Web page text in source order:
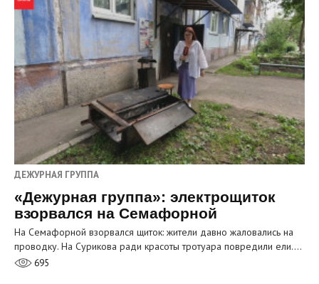
ДЕЖУРНАЯ ГРУППА
«Дежурная группа»: электрощиток
взорвался на Семафорной
На Семафорной взорвался щиток: жители давно жаловались на
проводку. На Сурикова ради красоты тротуара повредили ели.…
695